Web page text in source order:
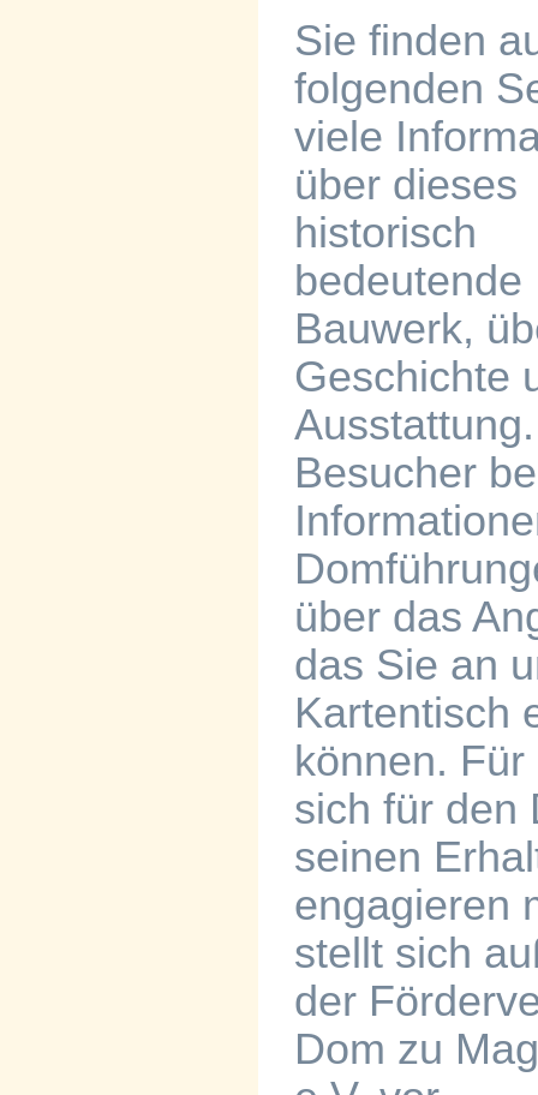
Sie finden
folgenden
viele
über dieses
historisch
bedeutende
Bauwerk,
Geschichte
Besucher
über das
das Sie an
Kartentisch
können.
sich für den
seinen
engagieren
stellt sich
der
Dom zu